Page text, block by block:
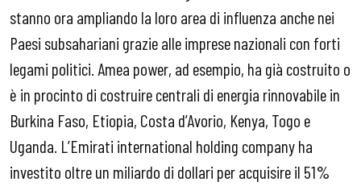
stanno ora ampliando la loro area di influenza anche nei
Paesi subsahariani grazie alle imprese nazionali con forti
legami politici. Amea power, ad esempio, ha già costruito o
è in procinto di costruire centrali di energia rinnovabile in
Burkina Faso, Etiopia, Costa d’Avorio, Kenya, Togo e
Uganda. L’Emirati international holding company ha
investito oltre un miliardo di dollari per acquisire il 51%